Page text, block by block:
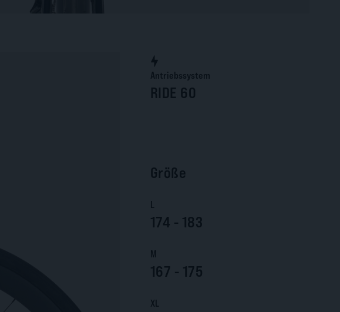
Antriebssystem
RIDE 60
Größe
L
174 - 183
M
167 - 175
XL